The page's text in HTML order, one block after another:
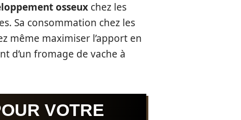
osseux chez les
Sa consommation chez les
même maximiser l’apport en
d’un fromage de vache à
VOTRE